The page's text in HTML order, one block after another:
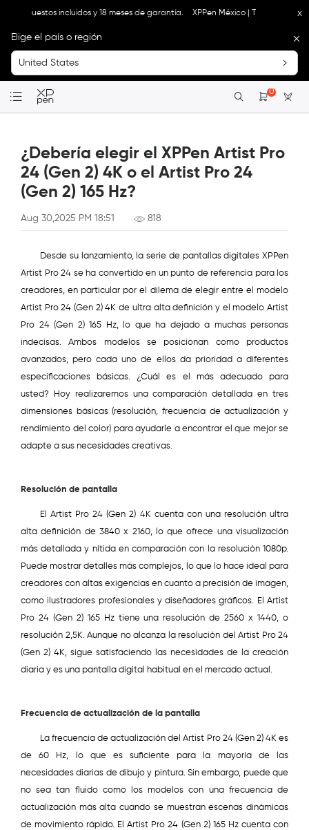
impuestos incluidos y 18 meses de garantía. XPPen México | Tienda Oficial: x
Elige el país o región
United States
0
¿Debería elegir el XPPen Artist Pro
24 (Gen 2) 4K o el Artist Pro 24
(Gen 2) 165 Hz?
Aug 30,2025 PM 18:51 818
Desde su lanzamiento, la serie de pantallas digitales XPPen
Artist Pro 24 se ha convertido en un punto de referencia para los
creadores, en particular por el dilema de elegir entre el modelo
Artist Pro 24 (Gen 2) 4K de ultra alta definición y el modelo Artist
Pro 24 (Gen 2) 165 Hz, lo que ha dejado a muchas personas
indecisas. Ambos modelos se posicionan como productos
avanzados, pero cada uno de ellos da prioridad a diferentes
especificaciones básicas. ¿Cuál es el más adecuado para
usted? Hoy realizaremos una comparación detallada en tres
dimensiones básicas (resolución, frecuencia de actualización y
rendimiento del color) para ayudarle a encontrar el que mejor se
adapte a sus necesidades creativas.
Resolución de pantalla
El Artist Pro 24 (Gen 2) 4K cuenta con una resolución ultra
alta definición de 3840 x 2160, lo que ofrece una visualización
más detallada y nítida en comparación con la resolución 1080p.
Puede mostrar detalles más complejos, lo que lo hace ideal para
creadores con altas exigencias en cuanto a precisión de imagen,
como ilustradores profesionales y diseñadores gráficos. El Artist
Pro 24 (Gen 2) 165 Hz tiene una resolución de 2560 x 1440, o
resolución 2,5K. Aunque no alcanza la resolución del Artist Pro 24
(Gen 2) 4K, sigue satisfaciendo las necesidades de la creación
diaria y es una pantalla digital habitual en el mercado actual.
Frecuencia de actualización de la pantalla
La frecuencia de actualización del Artist Pro 24 (Gen 2) 4K es
de 60 Hz, lo que es suficiente para la mayoría de las
necesidades diarias de dibujo y pintura. Sin embargo, puede que
no sea tan fluido como los modelos con una frecuencia de
actualización más alta cuando se muestran escenas dinámicas
de movimiento rápido. El Artist Pro 24 (Gen 2) 165 Hz cuenta con